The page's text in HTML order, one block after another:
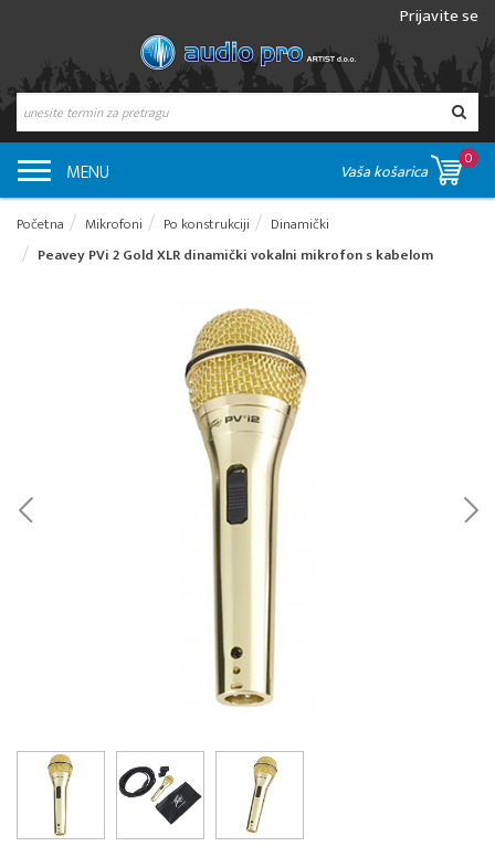
Prijavite se
MENU Vaša košarica
0
Početna Mikrofoni Po konstrukciji
Dinamički
Peavey PVi 2 Gold XLR dinamički vokalni mikrofon s kabelom